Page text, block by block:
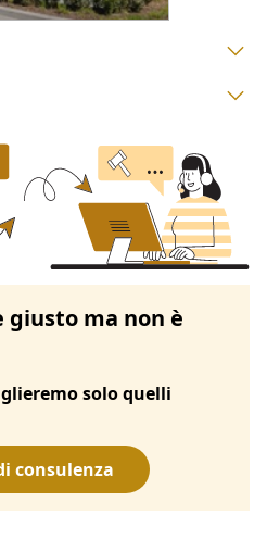
ma non è
solo quelli
consulenza